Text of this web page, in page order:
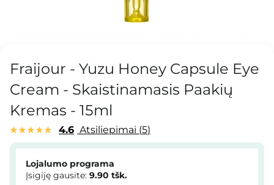
Fraijour - Yuzu Honey Capsule Eye
Cream - Skaistinamasis Paakių
Kremas - 15ml
4.6 Atsiliepimai 5
Lojalumo programa
Įsigiję gausite: 9.90 tšk.